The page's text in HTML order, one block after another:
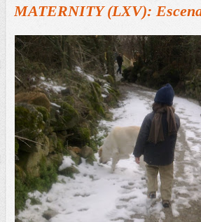
MATERNITY (LXV):